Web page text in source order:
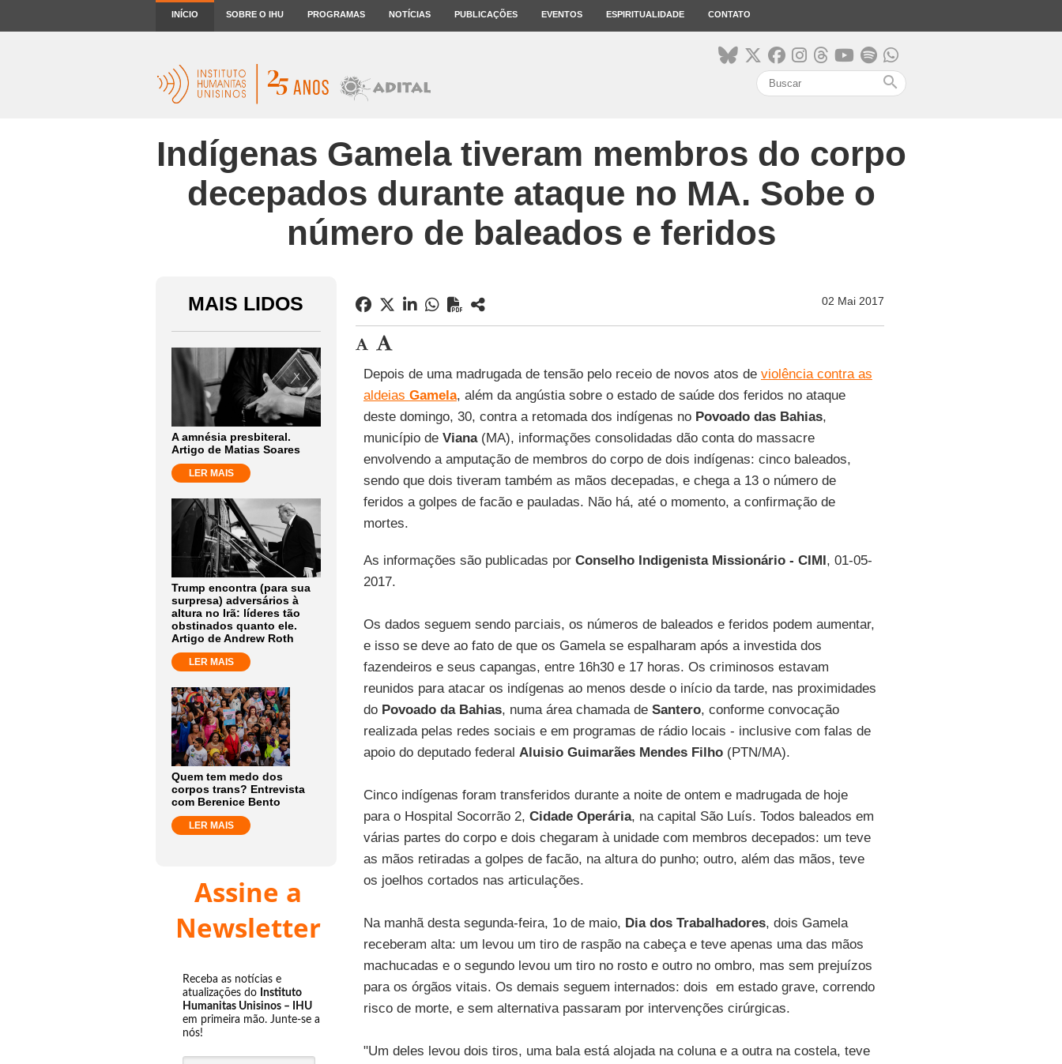
INÍCIO SOBRE O IHU PROGRAMAS NOTÍCIAS PUBLICAÇÕES EVENTOS ESPIRITUALIDADE CONTATO
search
Indígenas Gamela tiveram membros do corpo
decepados durante ataque no MA. Sobe o
número de baleados e feridos
MAIS LIDOS
A amnésia presbiteral.
Artigo de Matias Soares
LER MAIS
Trump encontra (para sua
surpresa) adversários à
altura no Irã: líderes tão
obstinados quanto ele.
Artigo de Andrew Roth
LER MAIS
Quem tem medo dos
corpos trans? Entrevista
com Berenice Bento
LER MAIS
Assine a
Newsletter
Receba as notícias e
atualizações do Instituto
Humanitas Unisinos – IHU
em primeira mão. Junte-se a
nós!
02 Mai 2017
Depois de uma madrugada de tensão pelo receio de novos atos de violência contra as
aldeias Gamela, além da angústia sobre o estado de saúde dos feridos no ataque
deste domingo, 30, contra a retomada dos indígenas no Povoado das Bahias,
município de Viana(MA), informações consolidadas dão conta do massacre
envolvendo a amputação de membros do corpo de dois indígenas: cinco baleados,
sendo que dois tiveram também as mãos decepadas, e chega a 13 o número de
feridos a golpes de facão e pauladas. Não há, até o momento, a confirmação de
mortes.
As informações são publicadas por Conselho Indigenista Missionário - CIMI, 01-05-
2017.
Os dados seguem sendo parciais, os números de baleados e feridos podem aumentar,
e isso se deve ao fato de que os Gamela se espalharam após a investida dos
fazendeiros e seus capangas, entre 16h30 e 17 horas. Os criminosos estavam
reunidos para atacar os indígenas ao menos desde o início da tarde, nas proximidades
do Povoado da Bahias, numa área chamada de Santero, conforme convocação
realizada pelas redes sociais e em programas de rádio locais - inclusive com falas de
apoio do deputado federal Aluisio Guimarães Mendes Filho(PTN/MA).
Cinco indígenas foram transferidos durante a noite de ontem e madrugada de hoje
para o Hospital Socorrão 2, Cidade Operária, na capital São Luís. Todos baleados em
várias partes do corpo e dois chegaram à unidade com membros decepados: um teve
as mãos retiradas a golpes de facão, na altura do punho; outro, além das mãos, teve
os joelhos cortados nas articulações.
Na manhã desta segunda-feira, 1o de maio, Dia dos Trabalhadores, dois Gamela
receberam alta: um levou um tiro de raspão na cabeça e teve apenas uma das mãos
machucadas e o segundo levou um tiro no rosto e outro no ombro, mas sem prejuízos
para os órgãos vitais. Os demais seguem internados: dois em estado grave, correndo
risco de morte, e sem alternativa passaram por intervenções cirúrgicas.
"Um deles levou dois tiros, uma bala está alojada na coluna e a outra na costela, teve